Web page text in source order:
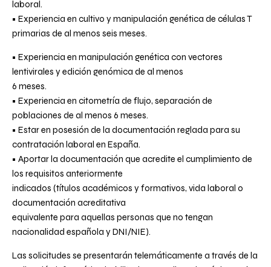
laboral.
• Experiencia en cultivo y manipulación genética de células T
primarias de al menos seis meses.
• Experiencia en manipulación genética con vectores
lentivirales y edición genómica de al menos
6 meses.
• Experiencia en citometría de flujo, separación de
poblaciones de al menos 6 meses.
• Estar en posesión de la documentación reglada para su
contratación laboral en España.
• Aportar la documentación que acredite el cumplimiento de
los requisitos anteriormente
indicados (títulos académicos y formativos, vida laboral o
documentación acreditativa
equivalente para aquellas personas que no tengan
nacionalidad española y DNI/NIE).
Las solicitudes se presentarán telemáticamente a través de la